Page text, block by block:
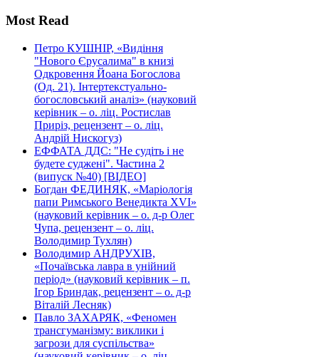
Most Read
Петро КУШНІР, «Видіння
"Нового Єрусалима" в книзі
Одкровення Йоана Богослова
(Од. 21). Інтертекстуально-
богословський аналіз» (науковий
керівник – о. ліц. Ростислав
Приріз, рецензент – о. ліц.
Андрій Нискогуз)
ЕФФАТА ДДС: "Не судіть і не
будете суджені". Частина 2
(випуск №40) [ВІДЕО]
Богдан ФЕДИНЯК, «Маріологія
папи Римського Венедикта XVI»
(науковий керівник – о. д-р Олег
Чупа, рецензент – о. ліц.
Володимир Тухлян)
Володимир АНДРУХІВ,
«Почаївська лавра в унійний
період» (науковий керівник – п.
Ігор Бриндак, рецензент – о. д-р
Віталій Лесняк)
Павло ЗАХАРЯК, «Феномен
трансгуманізму: виклики і
загрози для суспільства»